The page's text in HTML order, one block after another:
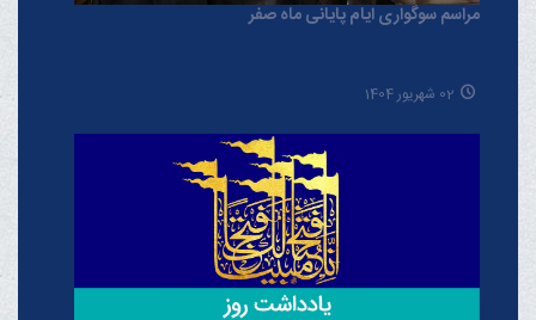
مراسم سوگواری ایام پایانی ماه صفر
02 شهریور 1404